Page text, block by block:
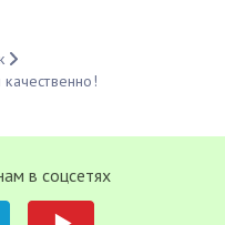
в соцсетях